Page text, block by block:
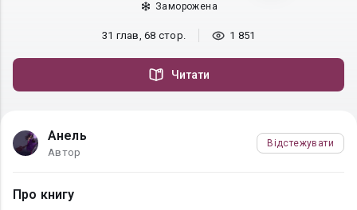
Заморожена
31 глав, 68 стор. 1 851
Читати
Анель
Автор
Відстежувати
Про книгу